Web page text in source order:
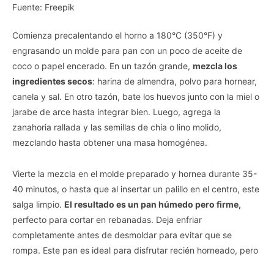
Fuente: Freepik
Comienza precalentando el horno a 180°C (350°F) y
engrasando un molde para pan con un poco de aceite de
coco o papel encerado. En un tazón grande, mezcla los
ingredientes secos: harina de almendra, polvo para hornear,
canela y sal. En otro tazón, bate los huevos junto con la miel o
jarabe de arce hasta integrar bien. Luego, agrega la
zanahoria rallada y las semillas de chía o lino molido,
mezclando hasta obtener una masa homogénea.
Vierte la mezcla en el molde preparado y hornea durante 35-
40 minutos, o hasta que al insertar un palillo en el centro, este
salga limpio. El resultado es un pan húmedo pero firme,
perfecto para cortar en rebanadas. Deja enfriar
completamente antes de desmoldar para evitar que se
rompa. Este pan es ideal para disfrutar recién horneado, pero